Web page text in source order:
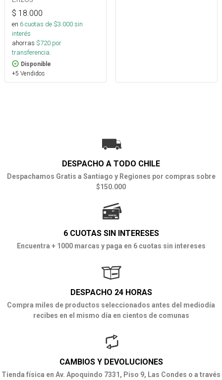
$ 18.000
en 6cuotas de $3.000sin
interés
ahorras $720 por
transferencia.
Disponible
+5 Vendidos
DESPACHO A TODO CHILE
Despachamos Gratis a Santiago y Regiones por compras sobre
$150.000
6 CUOTAS SIN INTERESES
Encuentra + 1000 marcas y paga en 6 cuotas sin intereses
DESPACHO 24 HORAS
Compra miles de productos seleccionados antes del mediodía
recibes en el mismo día en cientos de comunas
CAMBIOS Y DEVOLUCIONES
Tienda física en Av. Apoquindo 7331, Piso 9, Las Condes o a través